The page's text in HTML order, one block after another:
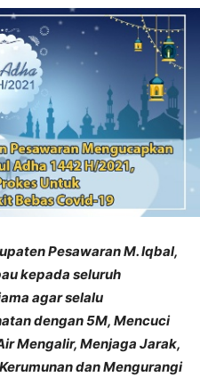
Pesawaran M. Iqbal,
kepada seluruh
agar selalu
dengan 5M, Mencuci
Mengalir, Menjaga Jarak,
dan Mengurangi